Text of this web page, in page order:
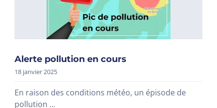
Alerte pollution en cours
18 janvier 2025
En raison des conditions météo, un épisode de
pollution ...